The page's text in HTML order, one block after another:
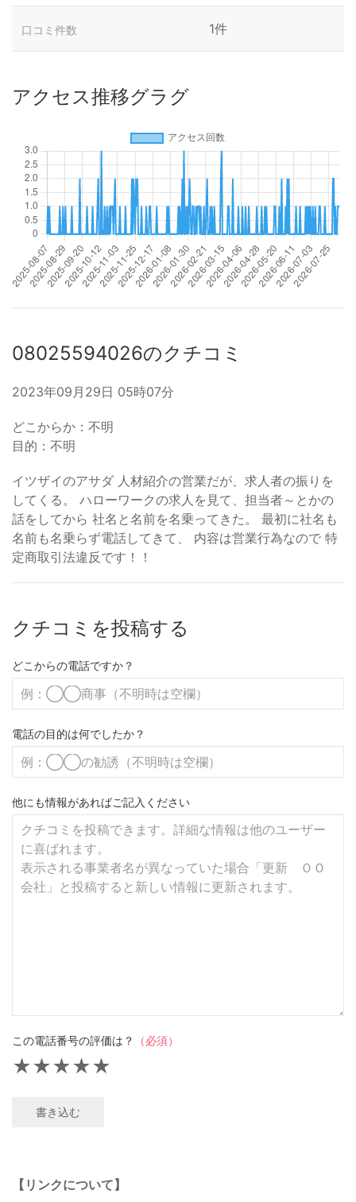
口コミ件数 1件
アクセス推移グラグ
08025594026のクチコミ
2023年09月29日 05時07分
どこからか：不明
目的：不明
イツザイのアサダ 人材紹介の営業だが、求人者の振りを
してくる。 ハローワークの求人を見て、担当者～とかの
話をしてから 社名と名前を名乗ってきた。 最初に社名も
名前も名乗らず電話してきて、 内容は営業行為なので 特
定商取引法違反です！！
クチコミを投稿する
どこからの電話ですか？
電話の目的は何でしたか？
他にも情報があればご記入ください
この電話番号の評価は？ （必須）
★
★
★
★
★
書き込む
【リンクについて】